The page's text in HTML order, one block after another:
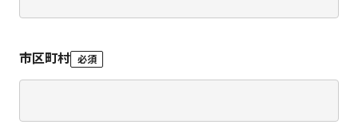
市区町村 必須